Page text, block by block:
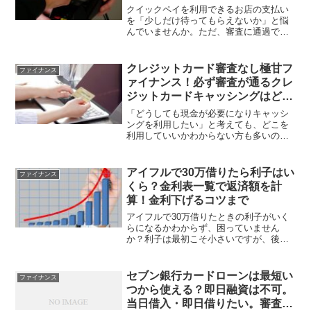
ちた
クイックペイを利用できるお店の支払い
を「少しだけ待ってもらえないか」と悩
んでいませんか。ただ、審査に通過でき
払いを利用したいですよね。そこで本記
事では、クイックペイなど...
ファイナンス
クレジットカード審査なし極甘フ
ァイナンス！必ず審査が通るクレ
ジットカードキャッシングはど
こ？
「どうしても現金が必要になりキャッシ
ングを利用したい」と考えても、どこを
利用していいかわからない方も多いので
するカードローンの他に、クレジットカ
ードでも利用可能です。こ...
ファイナンス
アイフルで30万借りたら利子はい
くら？金利表一覧で返済額を計
算！金利下げるコツまで
アイフルで30万借りたときの利子がいく
らになるかわからず、困っていません
か？利子は最初こそ小さいですが、後々
リットや利子を抑えるコツがあるなら知
りたいはず。本記事では、...
ファイナンス
セブン銀行カードローンは最短い
つから使える？即日融資は不可。
当日借入・即日借りたい。審査遅